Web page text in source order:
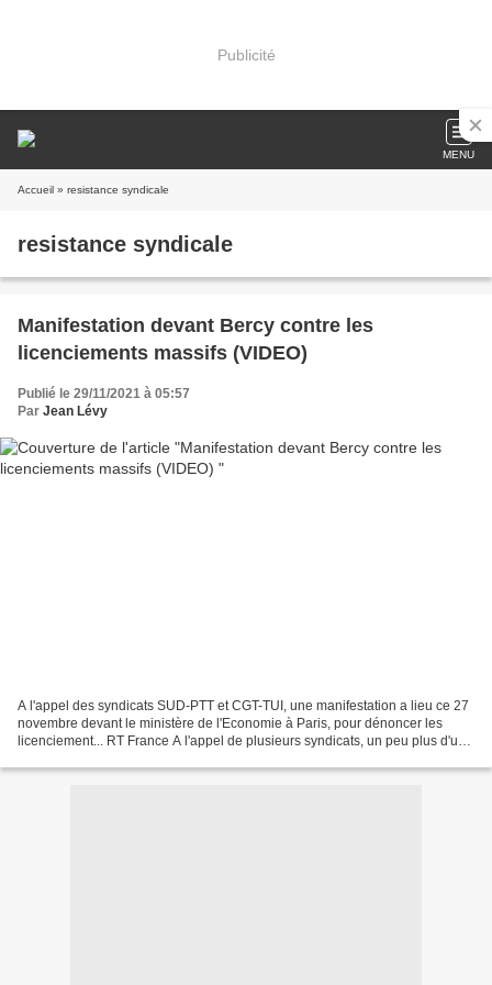
Publicité
MENU
Accueil » resistance syndicale
resistance syndicale
Manifestation devant Bercy contre les
licenciements massifs (VIDEO)
Publié le 29/11/2021 à 05:57
Par Jean Lévy
A l'appel des syndicats SUD-PTT et CGT-TUI, une manifestation a lieu ce 27
novembre devant le ministère de l'Economie à Paris, pour dénoncer les
licenciement... RT France A l'appel de plusieurs syndicats, un peu plus d'une